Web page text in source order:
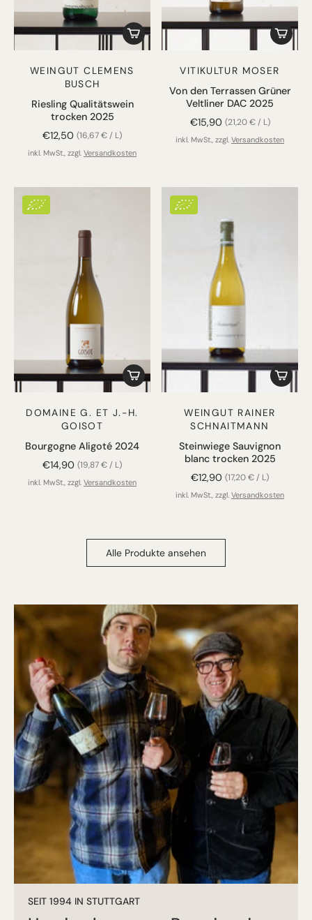
WEINGUT CLEMENS
BUSCH
Riesling Qualitätswein
trocken 2025
€12,50 (16,67 € / L)
inkl. MwSt., zzgl. Versandkosten
VITIKULTUR MOSER
Von den Terrassen Grüner
Veltliner DAC 2025
€15,90 (21,20 € / L)
inkl. MwSt., zzgl. Versandkosten
DOMAINE G. ET J.-H.
GOISOT
Bourgogne Aligoté 2024
€14,90 (19,87 € / L)
inkl. MwSt., zzgl. Versandkosten
WEINGUT RAINER
SCHNAITMANN
Steinwiege Sauvignon
blanc trocken 2025
€12,90 (17,20 € / L)
inkl. MwSt., zzgl. Versandkosten
Alle Produkte ansehen
SEIT 1994 IN STUTTGART